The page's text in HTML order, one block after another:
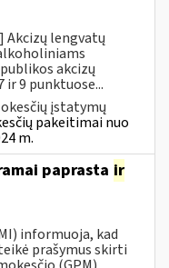
lengvatų
akcizų
9 punktuose...
įstatymų
pakeitimai nuo
m.
paprasta ir
informuoja, kad
prašymus skirti